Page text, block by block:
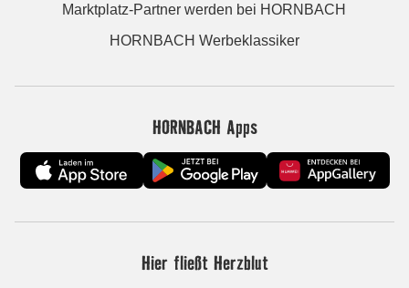
Marktplatz-Partner werden bei HORNBACH
HORNBACH Werbeklassiker
HORNBACH Apps
Hier fließt Herzblut